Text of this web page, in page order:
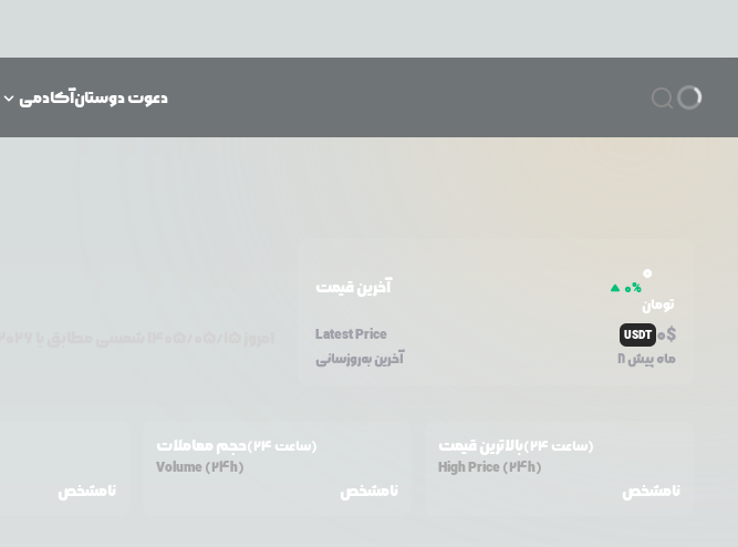
آکادمیدعوت دوستان
آخرین قیمت 0%
0
تومان
Latest Price
USDT 0$
آخرین به‌روزسانی 8 ماه پیش
نامشخص
حجم معاملات
(24 ساعت)
Volume (24h)
نامشخص
بالاترین قیمت
(24 ساعت)
High Price (24h)
نامشخص